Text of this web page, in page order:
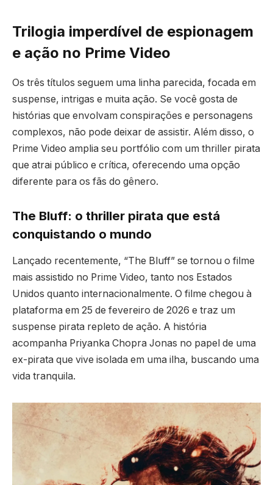
Trilogia imperdível de espionagem
e ação no Prime Video
Os três títulos seguem uma linha parecida, focada em
suspense, intrigas e muita ação. Se você gosta de
histórias que envolvam conspirações e personagens
complexos, não pode deixar de assistir. Além disso, o
Prime Video amplia seu portfólio com um thriller pirata
que atrai público e crítica, oferecendo uma opção
diferente para os fãs do gênero.
The Bluff: o thriller pirata que está
conquistando o mundo
Lançado recentemente, “The Bluff” se tornou o filme
mais assistido no Prime Video, tanto nos Estados
Unidos quanto internacionalmente. O filme chegou à
plataforma em 25 de fevereiro de 2026 e traz um
suspense pirata repleto de ação. A história
acompanha Priyanka Chopra Jonas no papel de uma
ex-pirata que vive isolada em uma ilha, buscando uma
vida tranquila.